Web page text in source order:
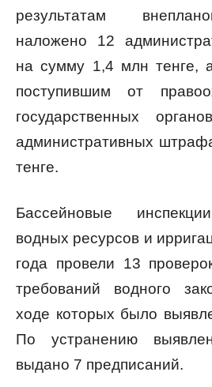
результатам
наложено 12
на сумму 1,4 млн тенге,
поступившим от
государственных
административных
тенге.
Бассейновые
водных ресурсов и
года провели 13
требований водного
ходе которых было
По устранению
выдано 7 предписаний.